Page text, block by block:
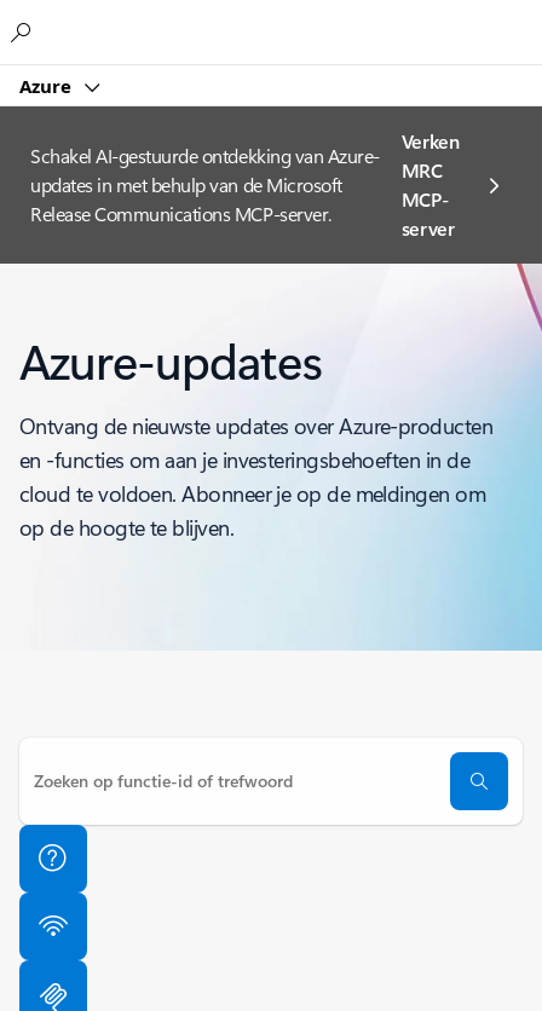
Azure
Schakel AI-gestuurde ontdekking van Azure-
updates in met behulp van de Microsoft
Release Communications MCP-server.
Verken
MRC
MCP-
server
Azure-updates
Ontvang de nieuwste updates over Azure-producten
en -functies om aan je investeringsbehoeften in de
cloud te voldoen. Abonneer je op de meldingen om
op de hoogte te blijven.